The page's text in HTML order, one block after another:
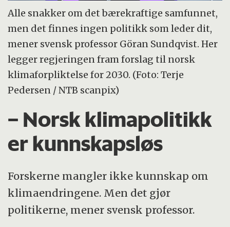
Alle snakker om det bærekraftige samfunnet,
men det finnes ingen politikk som leder dit,
mener svensk professor Göran Sundqvist. Her
legger regjeringen fram forslag til norsk
klimaforpliktelse for 2030. (Foto: Terje
Pedersen / NTB scanpix)
– Norsk klimapolitikk
er kunnskapsløs
Forskerne mangler ikke kunnskap om
klimaendringene. Men det gjør
politikerne, mener svensk professor.